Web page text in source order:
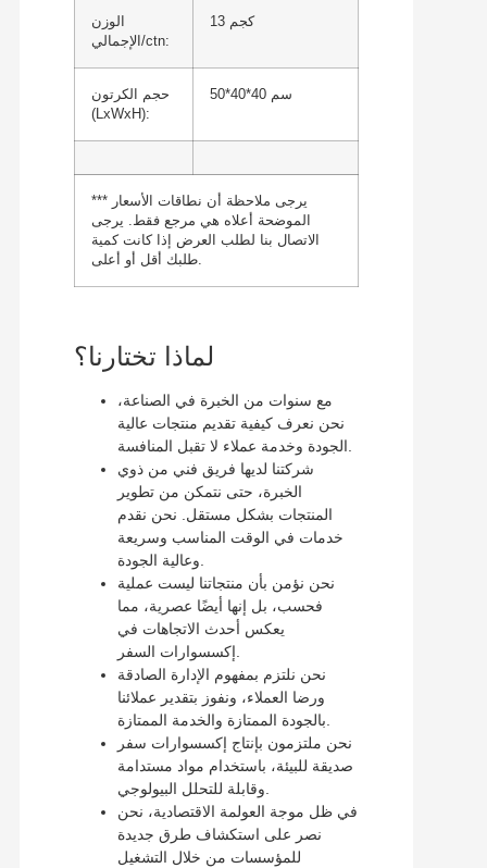
الوزن
الإجمالي/ctn:
13 كجم
حجم الكرتون
(LxWxH):
50*40*40 سم
*** يرجى ملاحظة أن نطاقات الأسعار
الموضحة أعلاه هي مرجع فقط. يرجى
الاتصال بنا لطلب العرض إذا كانت كمية
طلبك أقل أو أعلى.
لماذا تختارنا؟
مع سنوات من الخبرة في الصناعة،
نحن نعرف كيفية تقديم منتجات عالية
الجودة وخدمة عملاء لا تقبل المنافسة.
شركتنا لديها فريق فني من ذوي
الخبرة، حتى نتمكن من تطوير
المنتجات بشكل مستقل. نحن نقدم
خدمات في الوقت المناسب وسريعة
وعالية الجودة.
نحن نؤمن بأن منتجاتنا ليست عملية
فحسب، بل إنها أيضًا عصرية، مما
يعكس أحدث الاتجاهات في
إكسسوارات السفر.
نحن نلتزم بمفهوم الإدارة الصادقة
ورضا العملاء، ونفوز بتقدير عملائنا
بالجودة الممتازة والخدمة الممتازة.
نحن ملتزمون بإنتاج إكسسوارات سفر
صديقة للبيئة، باستخدام مواد مستدامة
وقابلة للتحلل البيولوجي.
في ظل موجة العولمة الاقتصادية، نحن
نصر على استكشاف طرق جديدة
للمؤسسات من خلال التشغيل